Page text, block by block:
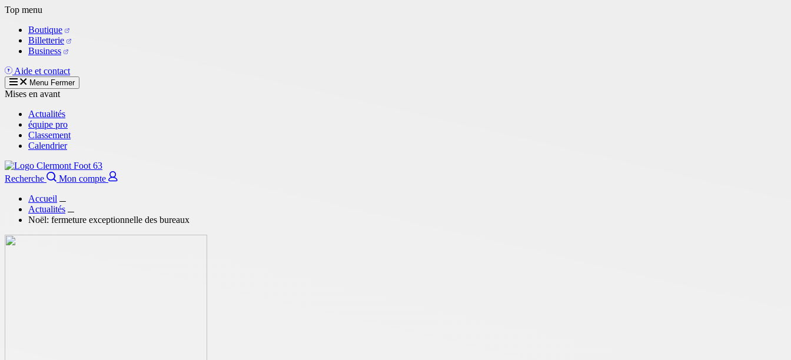
Aller
contenu
principal
Top menu
Boutique
Billetterie
Business
Aide et contact
Menu Fermer
Mises en avant
Actualités
équipe pro
Classement
Calendrier
Recherche
Mon compte
Accueil
Actualités
Noël: fermeture exceptionnelle des bureaux